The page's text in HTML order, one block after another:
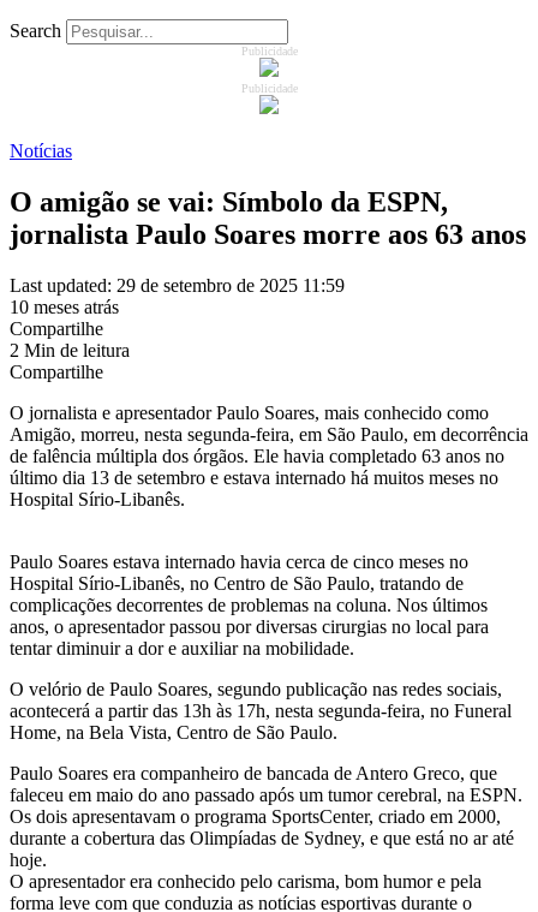
Search
Publicidade
Publicidade
Notícias
O amigão se vai: Símbolo da ESPN,
jornalista Paulo Soares morre aos 63 anos
Last updated: 29 de setembro de 2025 11:59
10 meses atrás
Compartilhe
2 Min de leitura
Compartilhe
O jornalista e apresentador Paulo Soares, mais conhecido como
Amigão, morreu, nesta segunda-feira, em São Paulo, em decorrência
de falência múltipla dos órgãos. Ele havia completado 63 anos no
último dia 13 de setembro e estava internado há muitos meses no
Hospital Sírio-Libanês.
Paulo Soares estava internado havia cerca de cinco meses no
Hospital Sírio-Libanês, no Centro de São Paulo, tratando de
complicações decorrentes de problemas na coluna. Nos últimos
anos, o apresentador passou por diversas cirurgias no local para
tentar diminuir a dor e auxiliar na mobilidade.
O velório de Paulo Soares, segundo publicação nas redes sociais,
acontecerá a partir das 13h às 17h, nesta segunda-feira, no Funeral
Home, na Bela Vista, Centro de São Paulo.
Paulo Soares era companheiro de bancada de Antero Greco, que
faleceu em maio do ano passado após um tumor cerebral, na ESPN.
Os dois apresentavam o programa SportsCenter, criado em 2000,
durante a cobertura das Olimpíadas de Sydney, e que está no ar até
hoje.
O apresentador era conhecido pelo carisma, bom humor e pela
forma leve com que conduzia as notícias esportivas durante o